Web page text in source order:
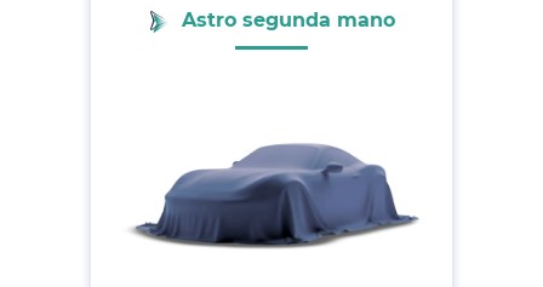
Astro segunda mano